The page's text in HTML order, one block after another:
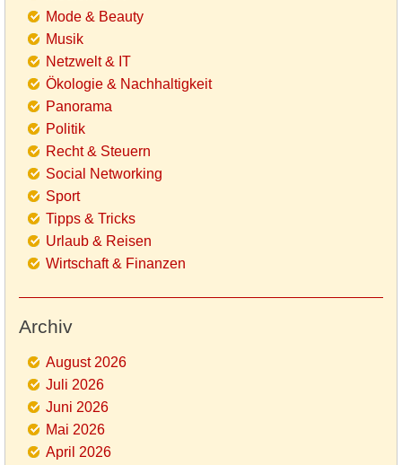
Mode & Beauty
Musik
Netzwelt & IT
Ökologie & Nachhaltigkeit
Panorama
Politik
Recht & Steuern
Social Networking
Sport
Tipps & Tricks
Urlaub & Reisen
Wirtschaft & Finanzen
Archiv
August 2026
Juli 2026
Juni 2026
Mai 2026
April 2026